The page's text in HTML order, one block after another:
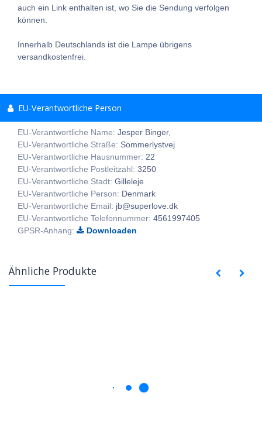
auch ein Link enthalten ist, wo Sie die Sendung verfolgen
können.
Innerhalb Deutschlands ist die Lampe übrigens
versandkostenfrei.
EU-Verantwortliche Person
EU-Verantwortliche Name: Jesper Binger,
EU-Verantwortliche Straße: Sommerlystvej
EU-Verantwortliche Hausnummer: 22
EU-Verantwortliche Postleitzahl: 3250
EU-Verantwortliche Stadt: Gilleleje
EU-Verantwortliche Person: Denmark
EU-Verantwortliche Email: jb@superlove.dk
EU-Verantwortliche Telefonnummer: 4561997405
GPSR-Anhang:
Downloaden
Ähnliche Produkte